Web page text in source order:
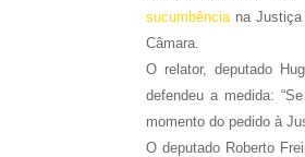
sucumbência na
Câmara.
O relator, deputado
defendeu a medida:
momento do pedido à
O deputado Roberto